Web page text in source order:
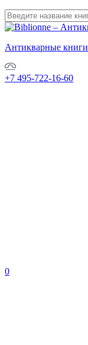
Антикварные книги
+7 495-722-16-60
0